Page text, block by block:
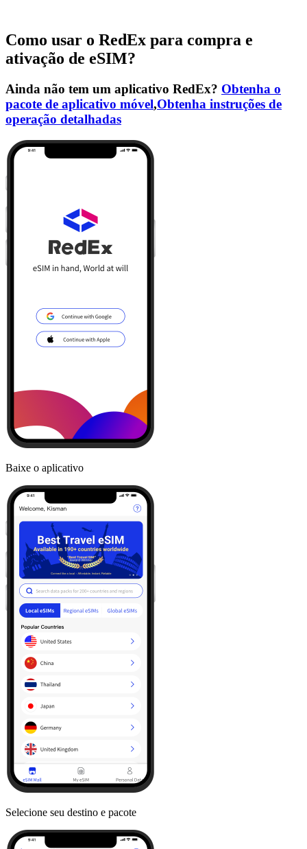
Como usar o RedEx para compra e
ativação de eSIM?
Ainda não tem um aplicativo RedEx? Obtenha o
pacote de aplicativo móvel,Obtenha instruções de
operação detalhadas
Baixe o aplicativo
Selecione seu destino e pacote